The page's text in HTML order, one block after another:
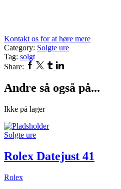
Kontakt os for at høre mere
Category: Solgte ure
Tag: solgt
Share: Facebook
Twitter
TumblrLinkedin
Andre så også på...
Ikke på lager
Solgte ure
Rolex Datejust 41
Rolex